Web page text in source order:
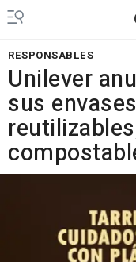
RESPONSABLES
Unilever
sus